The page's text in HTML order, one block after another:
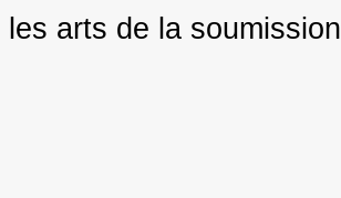
les arts de la soumission